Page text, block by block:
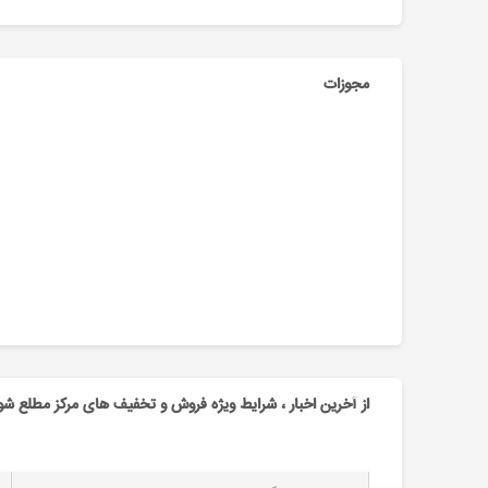
مجوزات
از آخرین اخبار ، شرایط ویژه فروش و تخفیف های مرکز مطلع